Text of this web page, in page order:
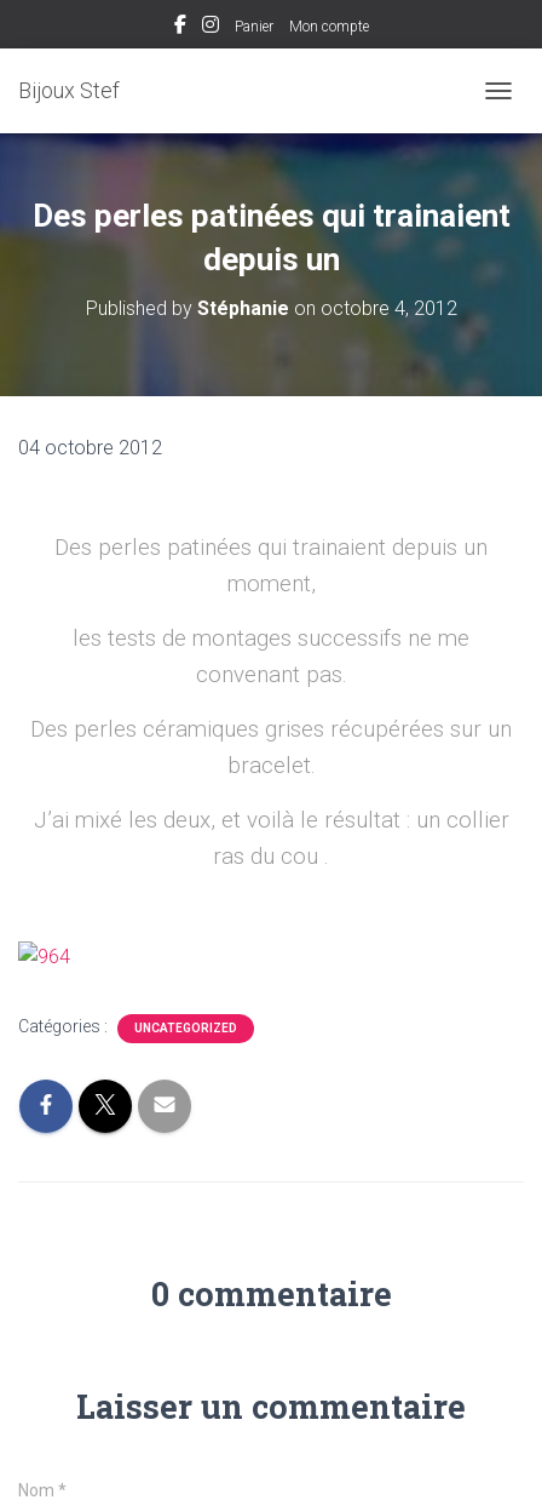
Panier Mon compte
Bijoux Stef
Des perles patinées qui trainaient
depuis un
Published by Stéphanie on octobre 4, 2012
04 octobre 2012
Des perles patinées qui trainaient depuis un
moment,
les tests de montages successifs ne me
convenant pas.
Des perles céramiques grises récupérées sur un
bracelet.
J’ai mixé les deux, et voilà le résultat : un collier
ras du cou .
Catégories : UNCATEGORIZED
0 commentaire
Laisser un commentaire
Nom *